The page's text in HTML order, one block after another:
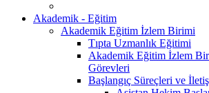
Akademik - Eğitim
Akademik Eğitim İzlem Birimi
Tıpta Uzmanlık Eğitimi
Akademik Eğitim İzlem
Görevleri
Başlangıç Süreçleri ve